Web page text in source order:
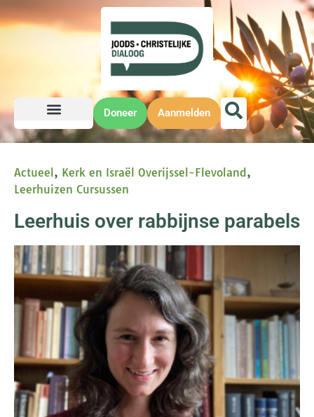
Doneer Aanmelden
Actueel , Kerk en Israël Overijssel-Flevoland,
Leerhuizen Cursussen
Leerhuis over rabbijnse parabels